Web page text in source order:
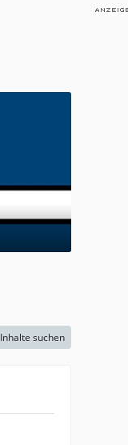
Inhalte suchen